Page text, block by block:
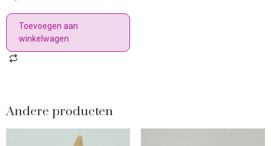
Toevoegen aan
winkelwagen
Andere producten